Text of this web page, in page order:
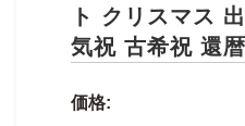
ト クリスマス
気祝 古希祝 還
価格: